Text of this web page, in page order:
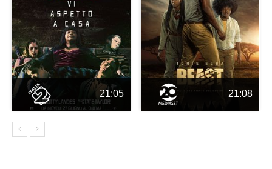
21:05 21:08